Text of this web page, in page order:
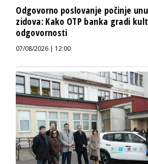
Odgovorno poslovanje počinje
zidova: Kako OTP banka gradi
odgovornosti
07/08/2026 | 12:00